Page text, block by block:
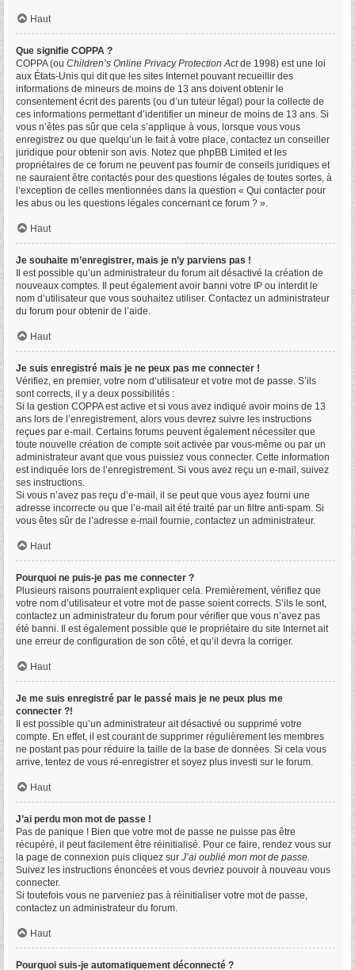
Haut
Que signifie COPPA ?
COPPA (ou Children’s Online Privacy Protection Actde 1998) est une loi
aux États-Unis qui dit que les sites Internet pouvant recueillir des
informations de mineurs de moins de 13 ans doivent obtenir le
consentement écrit des parents (ou d’un tuteur légal) pour la collecte de
ces informations permettant d’identifier un mineur de moins de 13 ans. Si
vous n’êtes pas sûr que cela s’applique à vous, lorsque vous vous
enregistrez ou que quelqu’un le fait à votre place, contactez un conseiller
juridique pour obtenir son avis. Notez que phpBB Limited et les
propriétaires de ce forum ne peuvent pas fournir de conseils juridiques et
ne sauraient être contactés pour des questions légales de toutes sortes, à
l’exception de celles mentionnées dans la question « Qui contacter pour
les abus ou les questions légales concernant ce forum ? ».
Haut
Je souhaite m’enregistrer, mais je n’y parviens pas !
Il est possible qu’un administrateur du forum ait désactivé la création de
nouveaux comptes. Il peut également avoir banni votre IP ou interdit le
nom d’utilisateur que vous souhaitez utiliser. Contactez un administrateur
du forum pour obtenir de l’aide.
Haut
Je suis enregistré mais je ne peux pas me connecter !
Vérifiez, en premier, votre nom d’utilisateur et votre mot de passe. S’ils
sont corrects, il y a deux possibilités :
Si la gestion COPPA est active et si vous avez indiqué avoir moins de 13
ans lors de l’enregistrement, alors vous devrez suivre les instructions
reçues par e-mail. Certains forums peuvent également nécessiter que
toute nouvelle création de compte soit activée par vous-même ou par un
administrateur avant que vous puissiez vous connecter. Cette information
est indiquée lors de l’enregistrement. Si vous avez reçu un e-mail, suivez
ses instructions.
Si vous n’avez pas reçu d’e-mail, il se peut que vous ayez fourni une
adresse incorrecte ou que l’e-mail ait été traité par un filtre anti-spam. Si
vous êtes sûr de l’adresse e-mail fournie, contactez un administrateur.
Haut
Pourquoi ne puis-je pas me connecter ?
Plusieurs raisons pourraient expliquer cela. Premièrement, vérifiez que
votre nom d’utilisateur et votre mot de passe soient corrects. S’ils le sont,
contactez un administrateur du forum pour vérifier que vous n’avez pas
été banni. Il est également possible que le propriétaire du site Internet ait
une erreur de configuration de son côté, et qu’il devra la corriger.
Haut
Je me suis enregistré par le passé mais je ne peux plus me
connecter ?!
Il est possible qu’un administrateur ait désactivé ou supprimé votre
compte. En effet, il est courant de supprimer régulièrement les membres
ne postant pas pour réduire la taille de la base de données. Si cela vous
arrive, tentez de vous ré-enregistrer et soyez plus investi sur le forum.
Haut
J’ai perdu mon mot de passe !
Pas de panique ! Bien que votre mot de passe ne puisse pas être
récupéré, il peut facilement être réinitialisé. Pour ce faire, rendez vous sur
la page de connexion puis cliquez sur J’ai oublié mon mot de passe.
Suivez les instructions énoncées et vous devriez pouvoir à nouveau vous
connecter.
Si toutefois vous ne parveniez pas à réinitialiser votre mot de passe,
contactez un administrateur du forum.
Haut
Pourquoi suis-je automatiquement déconnecté ?